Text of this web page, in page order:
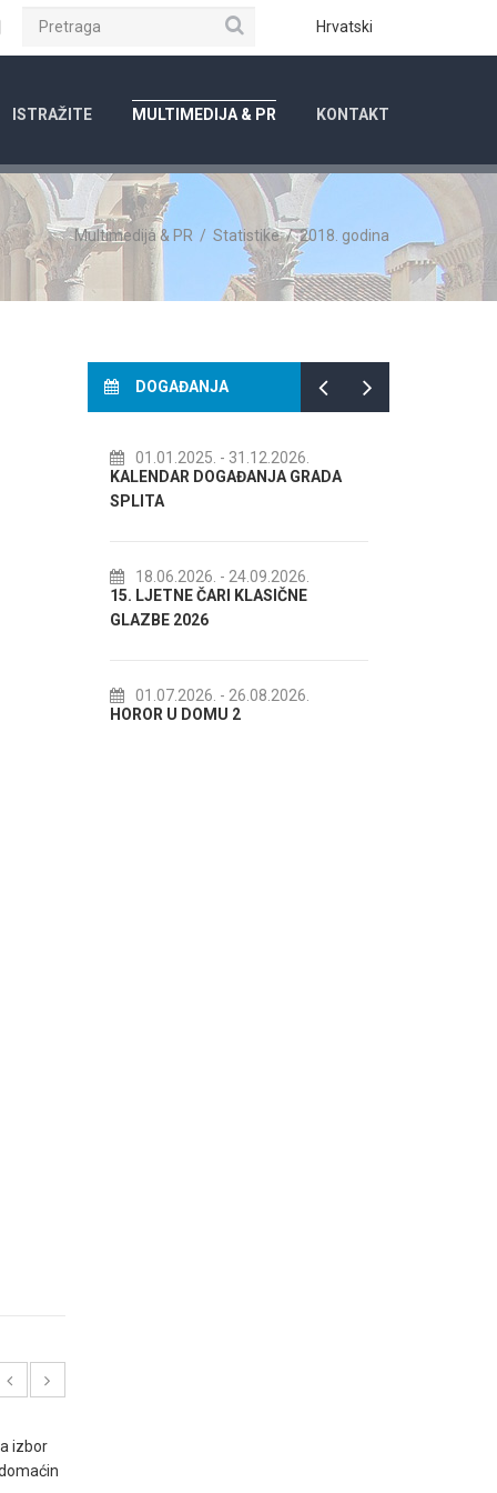
Instagram Hrvatski
Pretraga
ISTRAŽITE MULTIMEDIJA & PR KONTAKT
Multimedija & PR / Statistike/2018. godina
DOGAĐANJA
GRADA
14.07.2026.- 14.08.2026.
72. SPLITSKO LJETO
Lito po domaću! - promotivna
akcija Etnografskog muzeja
Spli'ski litnji koluri 2026